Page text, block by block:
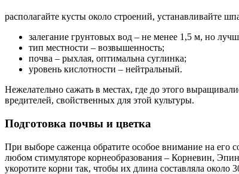
располагайте кусты около строений, устанавливайте
залегание грунтовых вод – не менее 1,5 м, но
тип местности – возвышенность;
почва – рыхлая, оптимальна суглинка;
уровень кислотности – нейтральный.
Нежелательно сажать в местах, где до этого
вредителей, свойственных для этой культуры.
Подготовка почвы и цветка
При выборе саженца обратите особое внимание на его
любом стимуляторе корнеобразования – Корневин,
укоротите корни так, чтобы их длина составляла около